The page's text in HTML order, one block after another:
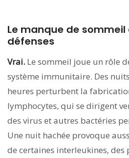
Le manque de
défenses
Vrai. Le sommeil joue un rôle
système immunitaire. Des
heures perturbent la
lymphocytes, qui se dirigent
des virus et autres bactéries
Une nuit hachée provoque
de certaines interleukines, des